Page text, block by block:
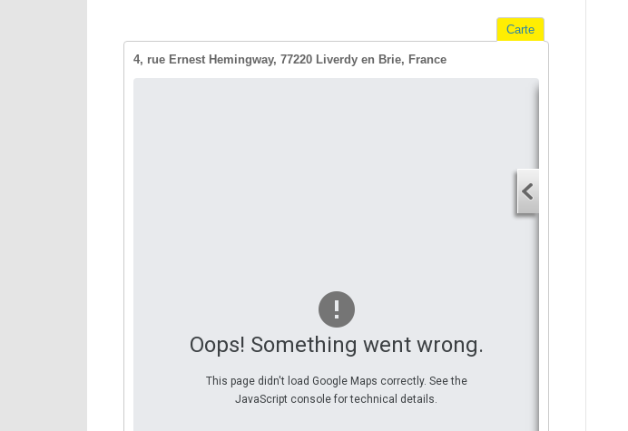
Carte
4, rue Ernest Hemingway, 77220 Liverdy en Brie, France
Oops! Something went wrong.
This page didn't load Google Maps correctly. See the
JavaScript console for technical details.